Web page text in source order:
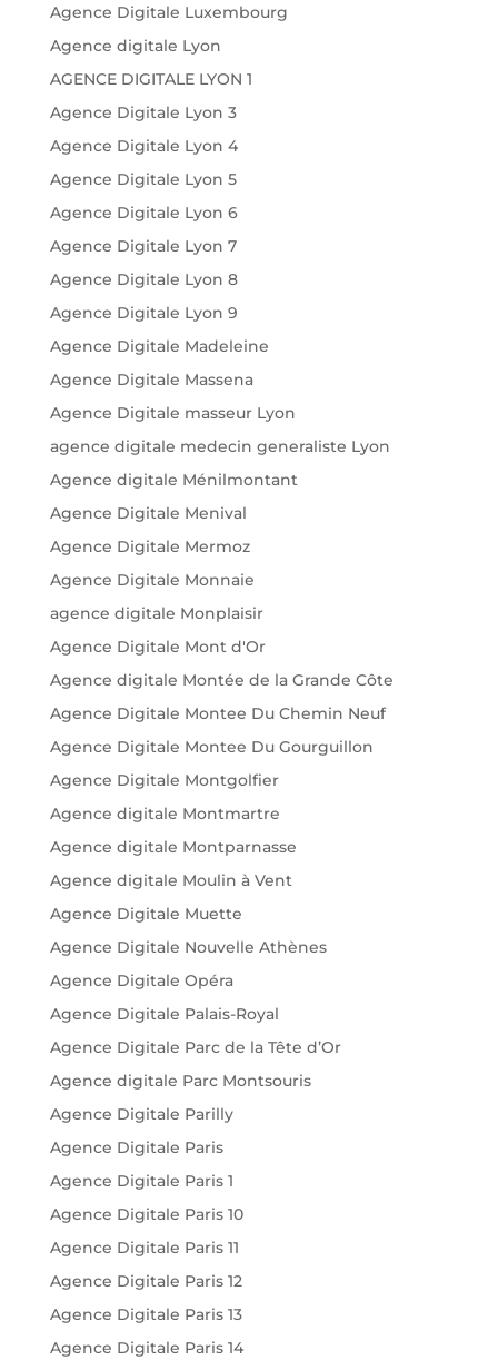
Agence Digitale Luxembourg
Agence digitale Lyon
AGENCE DIGITALE LYON 1
Agence Digitale Lyon 3
Agence Digitale Lyon 4
Agence Digitale Lyon 5
Agence Digitale Lyon 6
Agence Digitale Lyon 7
Agence Digitale Lyon 8
Agence Digitale Lyon 9
Agence Digitale Madeleine
Agence Digitale Massena
Agence Digitale masseur Lyon
agence digitale medecin generaliste Lyon
Agence digitale Ménilmontant
Agence Digitale Menival
Agence Digitale Mermoz
Agence Digitale Monnaie
agence digitale Monplaisir
Agence Digitale Mont d'Or
Agence digitale Montée de la Grande Côte
Agence Digitale Montee Du Chemin Neuf
Agence Digitale Montee Du Gourguillon
Agence Digitale Montgolfier
Agence digitale Montmartre
Agence digitale Montparnasse
Agence digitale Moulin à Vent
Agence Digitale Muette
Agence Digitale Nouvelle Athènes
Agence Digitale Opéra
Agence Digitale Palais-Royal
Agence Digitale Parc de la Tête d’Or
Agence digitale Parc Montsouris
Agence Digitale Parilly
Agence Digitale Paris
Agence Digitale Paris 1
Agence Digitale Paris 10
Agence Digitale Paris 11
Agence Digitale Paris 12
Agence Digitale Paris 13
Agence Digitale Paris 14